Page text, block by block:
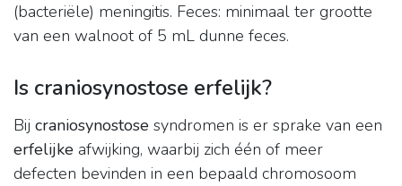
(bacteriële) meningitis. Feces: minimaal ter grootte
van een walnoot of 5 mL dunne feces.
Is craniosynostose erfelijk?
Bij craniosynostose syndromen is er sprake van een
erfelijke afwijking, waarbij zich één of meer
defecten bevinden in een bepaald chromosoom